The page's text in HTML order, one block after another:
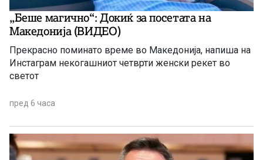
„Беше магично“: Докиќ за посетата на
Македонија (ВИДЕО)
Прекрасно поминато време во Македонија, напиша на
Инстаграм некогашниот четврти женски рекет во
светот
пред 6 часа